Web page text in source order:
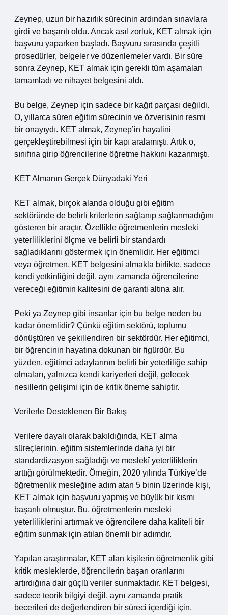
Zeynep, uzun bir hazırlık sürecinin ardından sınavlara
girdi ve başarılı oldu. Ancak asıl zorluk, KET almak için
başvuru yaparken başladı. Başvuru sırasında çeşitli
prosedürler, belgeler ve düzenlemeler vardı. Bir süre
sonra Zeynep, KET almak için gerekli tüm aşamaları
tamamladı ve nihayet belgesini aldı.
Bu belge, Zeynep için sadece bir kağıt parçası değildi.
O, yıllarca süren eğitim sürecinin ve özverisinin resmi
bir onayıydı. KET almak, Zeynep’in hayalini
gerçekleştirebilmesi için bir kapı aralamıştı. Artık o,
sınıfına girip öğrencilerine öğretme hakkını kazanmıştı.
KET Almanın Gerçek Dünyadaki Yeri
KET almak, birçok alanda olduğu gibi eğitim
sektöründe de belirli kriterlerin sağlanıp sağlanmadığını
gösteren bir araçtır. Özellikle öğretmenlerin mesleki
yeterliliklerini ölçme ve belirli bir standardı
sağladıklarını göstermek için önemlidir. Her eğitimci
veya öğretmen, KET belgesini almakla birlikte, sadece
kendi yetkinliğini değil, aynı zamanda öğrencilerine
vereceği eğitimin kalitesini de garanti altına alır.
Peki ya Zeynep gibi insanlar için bu belge neden bu
kadar önemlidir? Çünkü eğitim sektörü, toplumu
dönüştüren ve şekillendiren bir sektördür. Her eğitimci,
bir öğrencinin hayatına dokunan bir figürdür. Bu
yüzden, eğitimci adaylarının belirli bir yeterliliğe sahip
olmaları, yalnızca kendi kariyerleri değil, gelecek
nesillerin gelişimi için de kritik öneme sahiptir.
Verilerle Desteklenen Bir Bakış
Verilere dayalı olarak bakıldığında, KET alma
süreçlerinin, eğitim sistemlerinde daha iyi bir
standardizasyon sağladığı ve meslekî yeterliliklerin
arttığı görülmektedir. Örneğin, 2020 yılında Türkiye’de
öğretmenlik mesleğine adım atan 5 binin üzerinde kişi,
KET almak için başvuru yapmış ve büyük bir kısmı
başarılı olmuştur. Bu, öğretmenlerin mesleki
yeterliliklerini artırmak ve öğrencilere daha kaliteli bir
eğitim sunmak için atılan önemli bir adımdır.
Yapılan araştırmalar, KET alan kişilerin öğretmenlik gibi
kritik mesleklerde, öğrencilerin başarı oranlarını
artırdığına dair güçlü veriler sunmaktadır. KET belgesi,
sadece teorik bilgiyi değil, aynı zamanda pratik
becerileri de değerlendiren bir süreci içerdiği için,